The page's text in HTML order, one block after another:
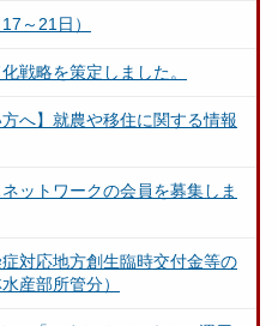
～21日）
戦略を策定しました。
方へ】就農や移住に関する情報
ットワークの会員を募集しま
対応地方創生臨時交付金等の
産部所管分）